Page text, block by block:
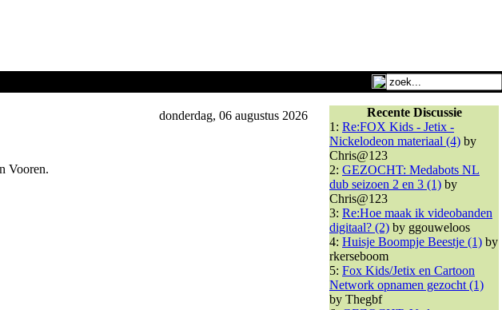
donderdag, 06 augustus 2026
Vooren.
Recente Discussie
1: Re:FOX Kids - Jetix -
Nickelodeon materiaal (4) by
Chris@123
2: GEZOCHT: Medabots NL
dub seizoen 2 en 3 (1) by
Chris@123
3: Re:Hoe maak ik videobanden
digitaal? (2) by ggouweloos
4: Huisje Boompje Beestje (1) by
rkerseboom
5: Fox Kids/Jetix en Cartoon
Network opnamen gezocht (1)
by Thegbf